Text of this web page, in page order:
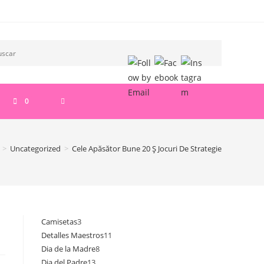
0 ALTERNAR
> Uncategorized > Cele Apăsător Bune 20 Ş Jocuri De Strategie
Camisetas33
productos
Detalles Maestros11
Dia de la Madre88